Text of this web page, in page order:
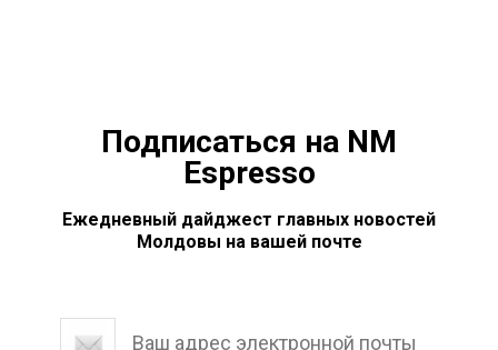
Подписаться на NM
Espresso
Ежедневный дайджест главных новостей
Молдовы на вашей почте